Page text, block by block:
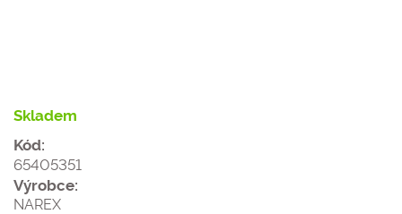
Skladem
Kód:
65405351
Výrobce:
NAREX